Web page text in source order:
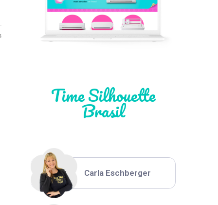
Time Silhouette
Brasil
Léia Pastori
Thiara Ney
Carla Eschberger